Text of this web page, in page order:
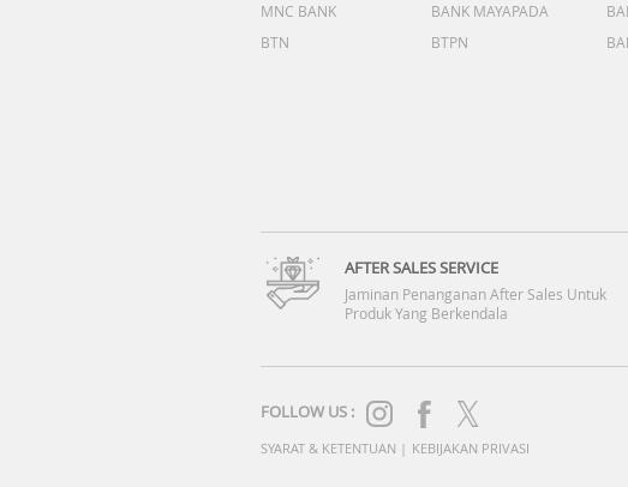
MNC BANK
BANK MAYAPADA
BTN
BTPN
AFTER SALES SERVICE
Jaminan Penanganan After Sales Untuk
Produk Yang Berkendala
FOLLOW US :
SYARAT & KETENTUAN | KEBIJAKAN PRIVASI